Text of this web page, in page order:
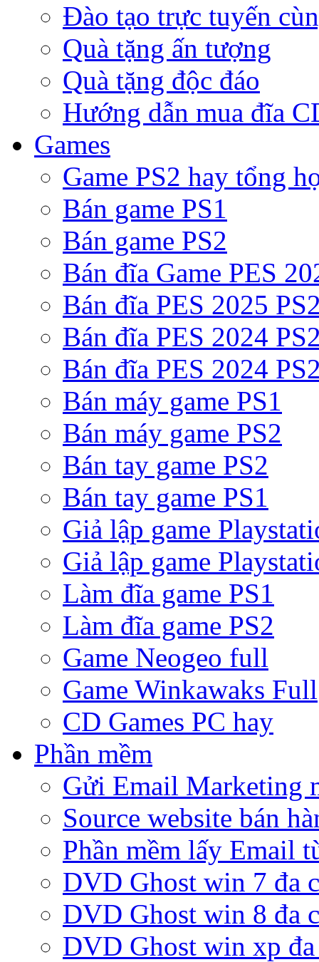
Đào tạo trực tuyến
Quà tặng ấn tượng
Quà tặng độc đáo
Hướng dẫn mua đĩa
Games
Game PS2 hay tổng
Bán game PS1
Bán game PS2
Bán đĩa Game PES
Bán đĩa PES 2025
Bán đĩa PES 2024
Bán đĩa PES 2024
Bán máy game PS1
Bán máy game PS2
Bán tay game PS2
Bán tay game PS1
Giả lập game
Giả lập game
Làm đĩa game PS1
Làm đĩa game PS2
Game Neogeo full
Game Winkawaks Full
CD Games PC hay
Phần mềm
Gửi Email Marketing
Source website bán
Phần mềm lấy Email
DVD Ghost win 7 đa
DVD Ghost win 8 đa
DVD Ghost win xp